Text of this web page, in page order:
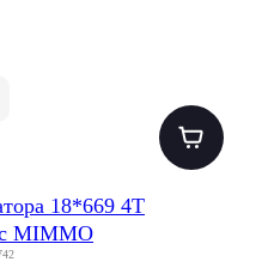
18*669 4T
MIMMO